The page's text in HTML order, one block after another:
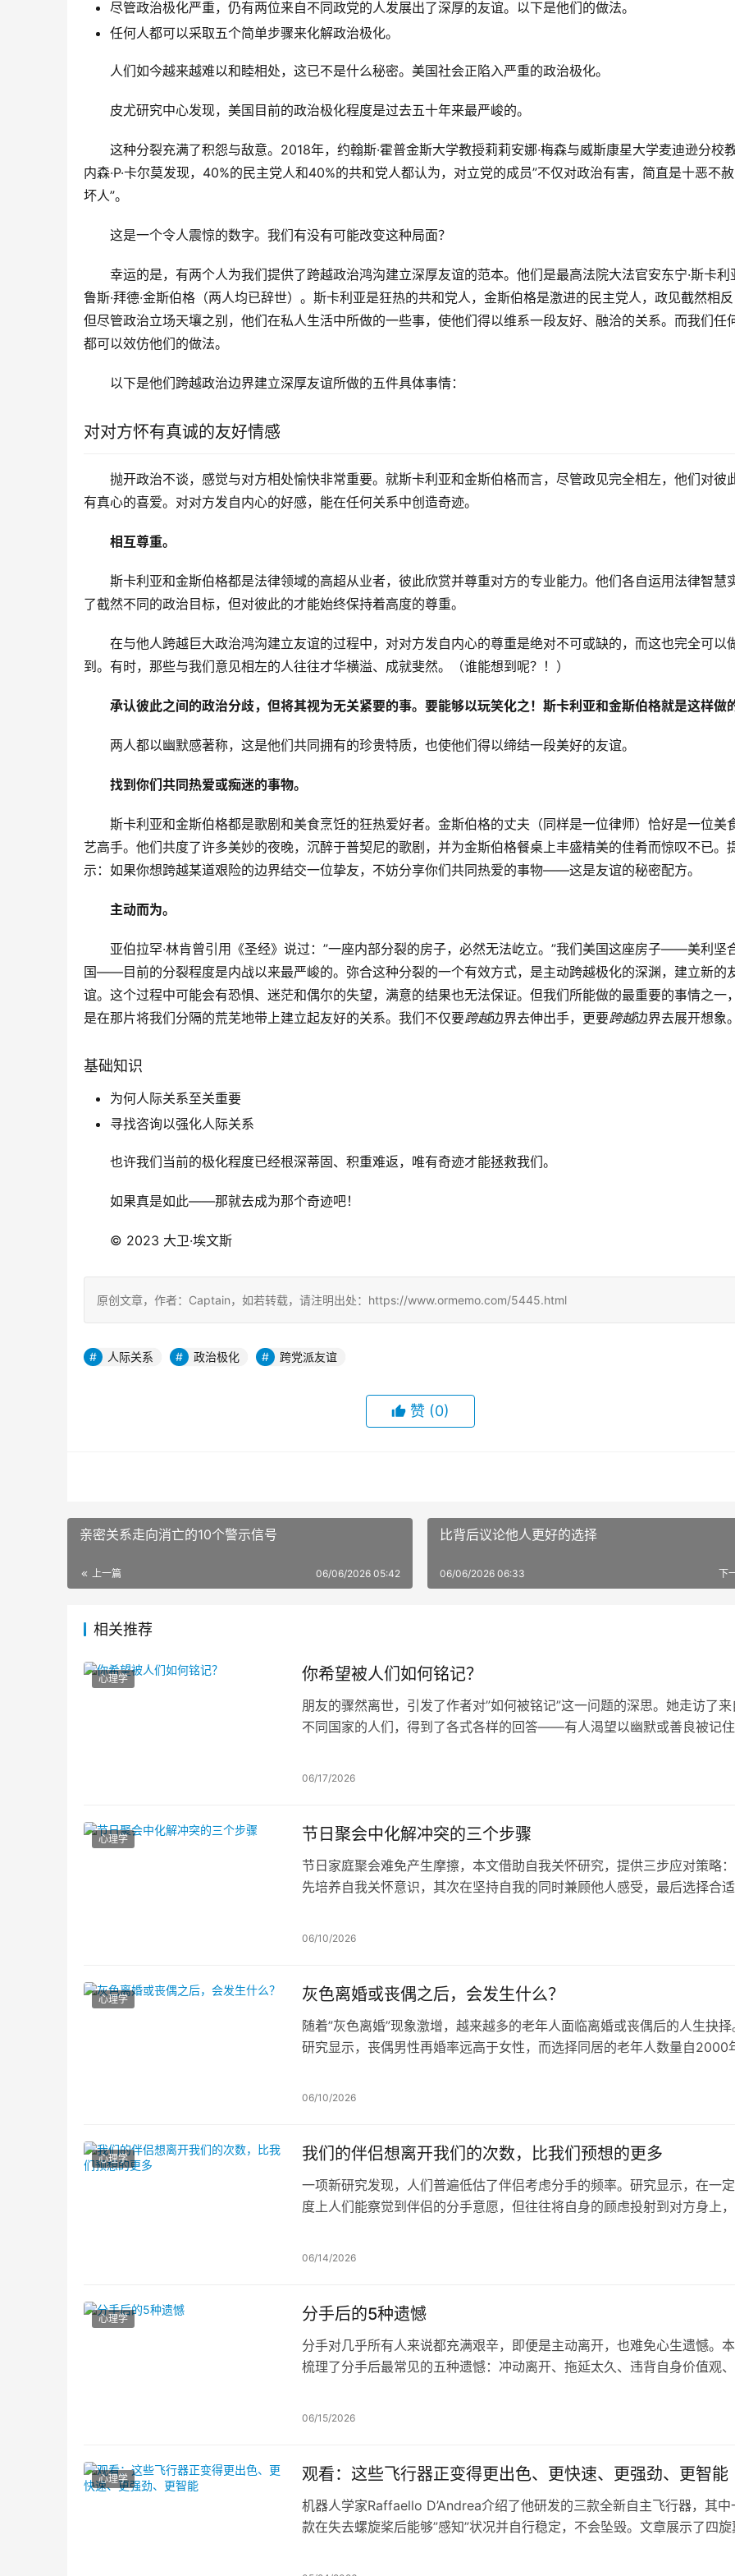
尽管政治极化严重，仍有两位来自不同政党的人发展出了深厚的友谊。以下是他们的做法。
任何人都可以采取五个简单步骤来化解政治极化。
人们如今越来越难以和睦相处，这已不是什么秘密。美国社会正陷入严重的政治极化。
皮尤研究中心发现，美国目前的政治极化程度是过去五十年来最严峻的。
这种分裂充满了积怨与敌意。2018年，约翰斯·霍普金斯大学教授莉莉安娜·梅森与威斯康星大学麦迪逊分校
内森·P·卡尔莫发现，40%的民主党人和40%的共和党人都认为，对立党的成员”不仅对政治有害，简直是十恶不
坏人”。
这是一个令人震惊的数字。我们有没有可能改变这种局面？
幸运的是，有两个人为我们提供了跨越政治鸿沟建立深厚友谊的范本。他们是最高法院大法官安东宁·斯卡利
鲁斯·拜德·金斯伯格（两人均已辞世）。斯卡利亚是狂热的共和党人，金斯伯格是激进的民主党人，政见截然相反
但尽管政治立场天壤之别，他们在私人生活中所做的一些事，使他们得以维系一段友好、融洽的关系。而我们任
都可以效仿他们的做法。
以下是他们跨越政治边界建立深厚友谊所做的五件具体事情：
对对方怀有真诚的友好情感
抛开政治不谈，感觉与对方相处愉快非常重要。就斯卡利亚和金斯伯格而言，尽管政见完全相左，他们对彼
有真心的喜爱。对对方发自内心的好感，能在任何关系中创造奇迹。
相互尊重。
斯卡利亚和金斯伯格都是法律领域的高超从业者，彼此欣赏并尊重对方的专业能力。他们各自运用法律智慧
了截然不同的政治目标，但对彼此的才能始终保持着高度的尊重。
在与他人跨越巨大政治鸿沟建立友谊的过程中，对对方发自内心的尊重是绝对不可或缺的，而这也完全可以
到。有时，那些与我们意见相左的人往往才华横溢、成就斐然。（谁能想到呢？！）
承认彼此之间的政治分歧，但将其视为无关紧要的事。要能够以玩笑化之！斯卡利亚和金斯伯格就是这样做的
两人都以幽默感著称，这是他们共同拥有的珍贵特质，也使他们得以缔结一段美好的友谊。
找到你们共同热爱或痴迷的事物。
斯卡利亚和金斯伯格都是歌剧和美食烹饪的狂热爱好者。金斯伯格的丈夫（同样是一位律师）恰好是一位美
艺高手。他们共度了许多美妙的夜晚，沉醉于普契尼的歌剧，并为金斯伯格餐桌上丰盛精美的佳肴而惊叹不已。
示：如果你想跨越某道艰险的边界结交一位挚友，不妨分享你们共同热爱的事物——这是友谊的秘密配方。
主动而为。
亚伯拉罕·林肯曾引用《圣经》说过：”一座内部分裂的房子，必然无法屹立。”我们美国这座房子——美利坚
国——目前的分裂程度是内战以来最严峻的。弥合这种分裂的一个有效方式，是主动跨越极化的深渊，建立新的
谊。这个过程中可能会有恐惧、迷茫和偶尔的失望，满意的结果也无法保证。但我们所能做的最重要的事情之一
是在那片将我们分隔的荒芜地带上建立起友好的关系。我们不仅要跨越边界去伸出手，更要跨越边界去展开想象。
基础知识
为何人际关系至关重要
寻找咨询以强化人际关系
也许我们当前的极化程度已经根深蒂固、积重难返，唯有奇迹才能拯救我们。
如果真是如此——那就去成为那个奇迹吧！
© 2023 大卫·埃文斯
原创文章，作者：Captain，如若转载，请注明出处：https://www.ormemo.com/5445.html
人际关系 政治极化 跨党派友谊
赞 (0)
亲密关系走向消亡的10个警示信号
上一篇 06/06/2026 05:42
比背后议论他人更好的选择
下
06/06/2026 06:33
相关推荐
心理学 你希望被人们如何铭记？
朋友的骤然离世，引发了作者对”如何被铭记”这一问题的深思。她走访了来
不同国家的人们，得到了各式各样的回答——有人渴望以幽默或善良被记住
06/17/2026
心理学 节日聚会中化解冲突的三个步骤
节日家庭聚会难免产生摩擦，本文借助自我关怀研究，提供三步应对策略
先培养自我关怀意识，其次在坚持自我的同时兼顾他人感受，最后选择合适
06/10/2026
心理学 灰色离婚或丧偶之后，会发生什么？
随着”灰色离婚”现象激增，越来越多的老年人面临离婚或丧偶后的人生抉择
研究显示，丧偶男性再婚率远高于女性，而选择同居的老年人数量自2000
06/10/2026
心理学 我们的伴侣想离开我们的次数，比我们预想的更多
一项新研究发现，人们普遍低估了伴侣考虑分手的频率。研究显示，在一
度上人们能察觉到伴侣的分手意愿，但往往将自身的顾虑投射到对方身上，
06/14/2026
心理学 分手后的5种遗憾
分手对几乎所有人来说都充满艰辛，即便是主动离开，也难免心生遗憾。
梳理了分手后最常见的五种遗憾：冲动离开、拖延太久、违背自身价值观、
06/15/2026
心理学 观看：这些飞行器正变得更出色、更快速、更强劲、更智能
机器人学家Raffaello D’Andrea介绍了他研发的三款全新自主飞行器，其中
款在失去螺旋桨后能够”感知”状况并自行稳定，不会坠毁。文章展示了四旋